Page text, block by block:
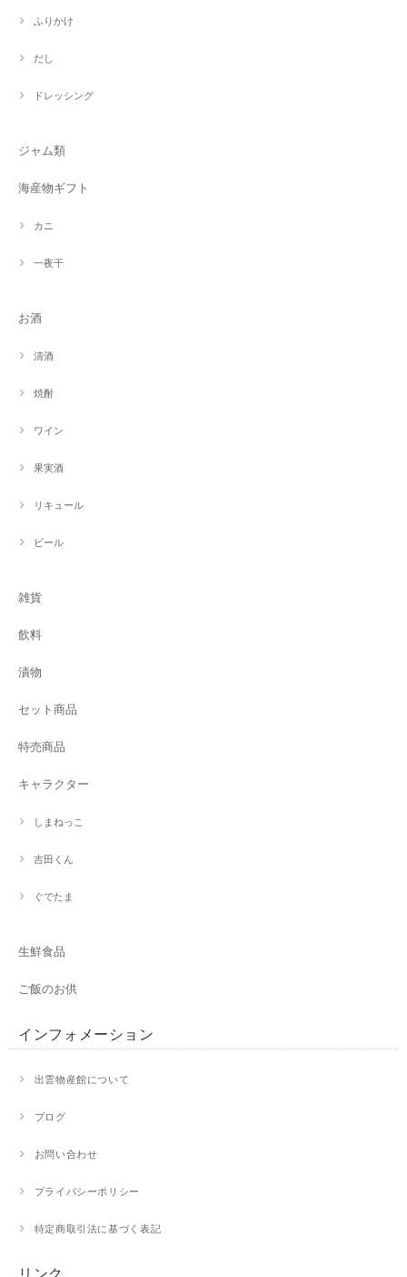
ふりかけ
だし
ドレッシング
ジャム類
海産物ギフト
カニ
一夜干
お酒
清酒
焼酎
ワイン
果実酒
リキュール
ビール
雑貨
飲料
漬物
セット商品
特売商品
キャラクター
しまねっこ
吉田くん
ぐでたま
生鮮食品
ご飯のお供
インフォメーション
出雲物産館について
ブログ
お問い合わせ
プライバシーポリシー
特定商取引法に基づく表記